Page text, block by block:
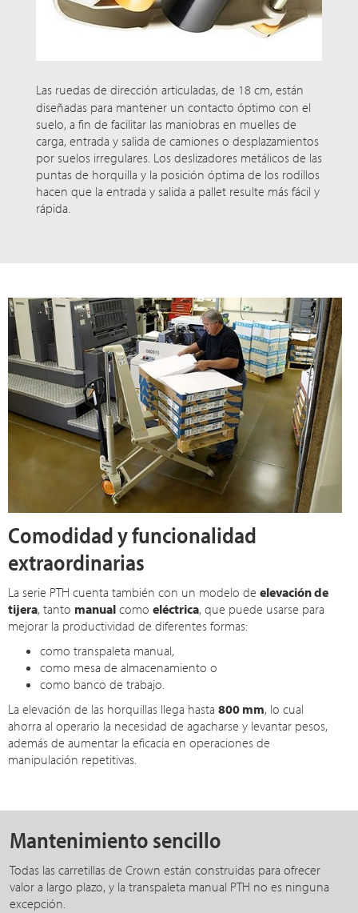
Las ruedas de dirección articuladas, de 18 cm, están
diseñadas para mantener un contacto óptimo con el
suelo, a fin de facilitar las maniobras en muelles de
carga, entrada y salida de camiones o desplazamientos
por suelos irregulares. Los deslizadores metálicos de las
puntas de horquilla y la posición óptima de los rodillos
hacen que la entrada y salida a pallet resulte más fácil y
rápida.
Comodidad y funcionalidad
extraordinarias
La serie PTH cuenta también con un modelo deelevación de
tijera, tanto manual comoeléctrica, que puede usarse para
mejorar la productividad de diferentes formas:
como transpaleta manual,
como mesa de almacenamiento o
como banco de trabajo.
La elevación de las horquillas llega hasta800 mm, lo cual
ahorra al operario la necesidad de agacharse y levantar pesos,
además de aumentar la eficacia en operaciones de
manipulación repetitivas.
Mantenimiento sencillo
Todas las carretillas de Crown están construidas para ofrecer
valor a largo plazo, y la transpaleta manual PTH no es ninguna
excepción.